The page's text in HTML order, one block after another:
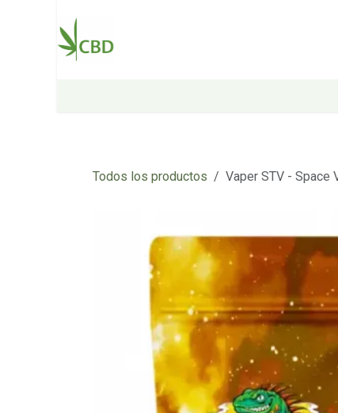
Todos los productos Vaper STV - Space